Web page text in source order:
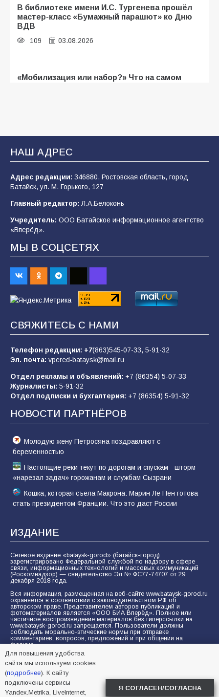
В библиотеке имени И.С. Тургенева прошёл
мастер-класс «Бумажный парашют» ко Дню
ВДВ
109 03.08.2026
«Мобилизация или набор?» Что на самом
В Батайске продолжаются дорожные работы
106 04.08.2026
после выборов: в Госдуме дали ответ
105 06.08.2026
В детском саду № 35 дети освоили
строительные профессии в ходе
спортивного праздника
07.08.2026
«Слухами Москву не возьмёшь»: почему
заявления Киева о мобилизации — это
отчаяние, а не разведка
83 02.08.2026
Батайчане вышли в финал Всероссийского
конкурса «Большая перемена»
61 04.08.2026
НАШ АДРЕС
Адрес редакции: 346880, Ростовская область, город
Батайск, ул. М. Горького, 127
Главный редактор: Л.А.Белоконь
Учредитель: ООО Батайское информационное агентство
«Вперёд».
МЫ В СОЦСЕТЯХ
СВЯЖИТЕСЬ С НАМИ
Телефон редакции: +7(863)545-07-33, 5-91-32
Эл. почта: vpered-bataysk@mail.ru
Отдел рекламы и объявлений: +7 (86354) 5-07-33
Журналисты: 5-91-32
Отдел подписки и бухгалтерия: +7 (86354) 5-91-32
НОВОСТИ ПАРТНЁРОВ
Молодую жену Петросяна поздравляют с
беременностью
Настоящие реки текут по дорогам и спускам - шторм
«нарезал задач» горожанам и службам Сызрани
Кошка, которая съела Макрона: Марин Ле Пен готова
стать президентом Франции. Что это даст России
ИЗДАНИЕ
Сетевое издание «bataysk-gorod» (батайск-город)
зарегистрировано Федеральной службой по надзору в сфере
связи, информационных технологий и массовых коммуникаций
(Роскомнадзор) — свидетельство Эл № ФС77-74707 от 29
декабря 2018 года.
Вся информация, размещенная на веб-сайте www.bataysk-gorod.ru
охраняется в соответствии с законодательством РФ об
авторском праве. Представителем авторов публикаций и
фотоматериалов является «ООО БИА Вперёд». Полное или
частичное воспроизведение материалов без гиперссылки на
www.bataysk-gorod.ru запрещается. Пользователи должны
соблюдать морально-этические нормы при отправке
комментариев, вопросов, предложений и при общении на
форуме.
Политика конфиденциальности и защиты информации
Согласие на обработку персональных данных с помощью
сервисов Yandex.Metrika, LiveInternet, top.mail.ru
© 2005-2026 БИА «ВПЕРЕД»
Для повышения удобства
сайта мы используем cookies
(подробнее). К сайту
подключены сервисы
Yandex.Metrika, LiveInternet,
Я СОГЛАСЕН/СОГЛАСНА